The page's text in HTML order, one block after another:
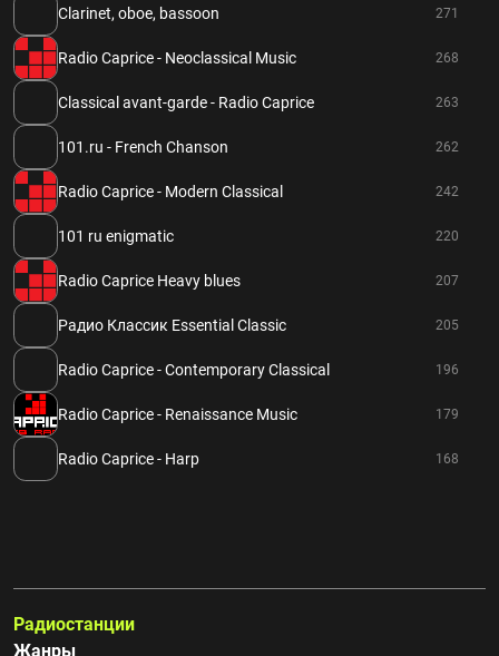
Clarinet, oboe, bassoon 271
Radio Caprice - Neoclassical Music 268
Classical avant-garde - Radio Caprice 263
101.ru - French Chanson 262
Radio Caprice - Modern Classical 242
101 ru enigmatic 220
Radio Caprice Heavy blues 207
Радио Классик Essential Classic 205
Radio Caprice - Contemporary Classical 196
Radio Caprice - Renaissance Music 179
Radio Caprice - Harp 168
Радиостанции
Жанры